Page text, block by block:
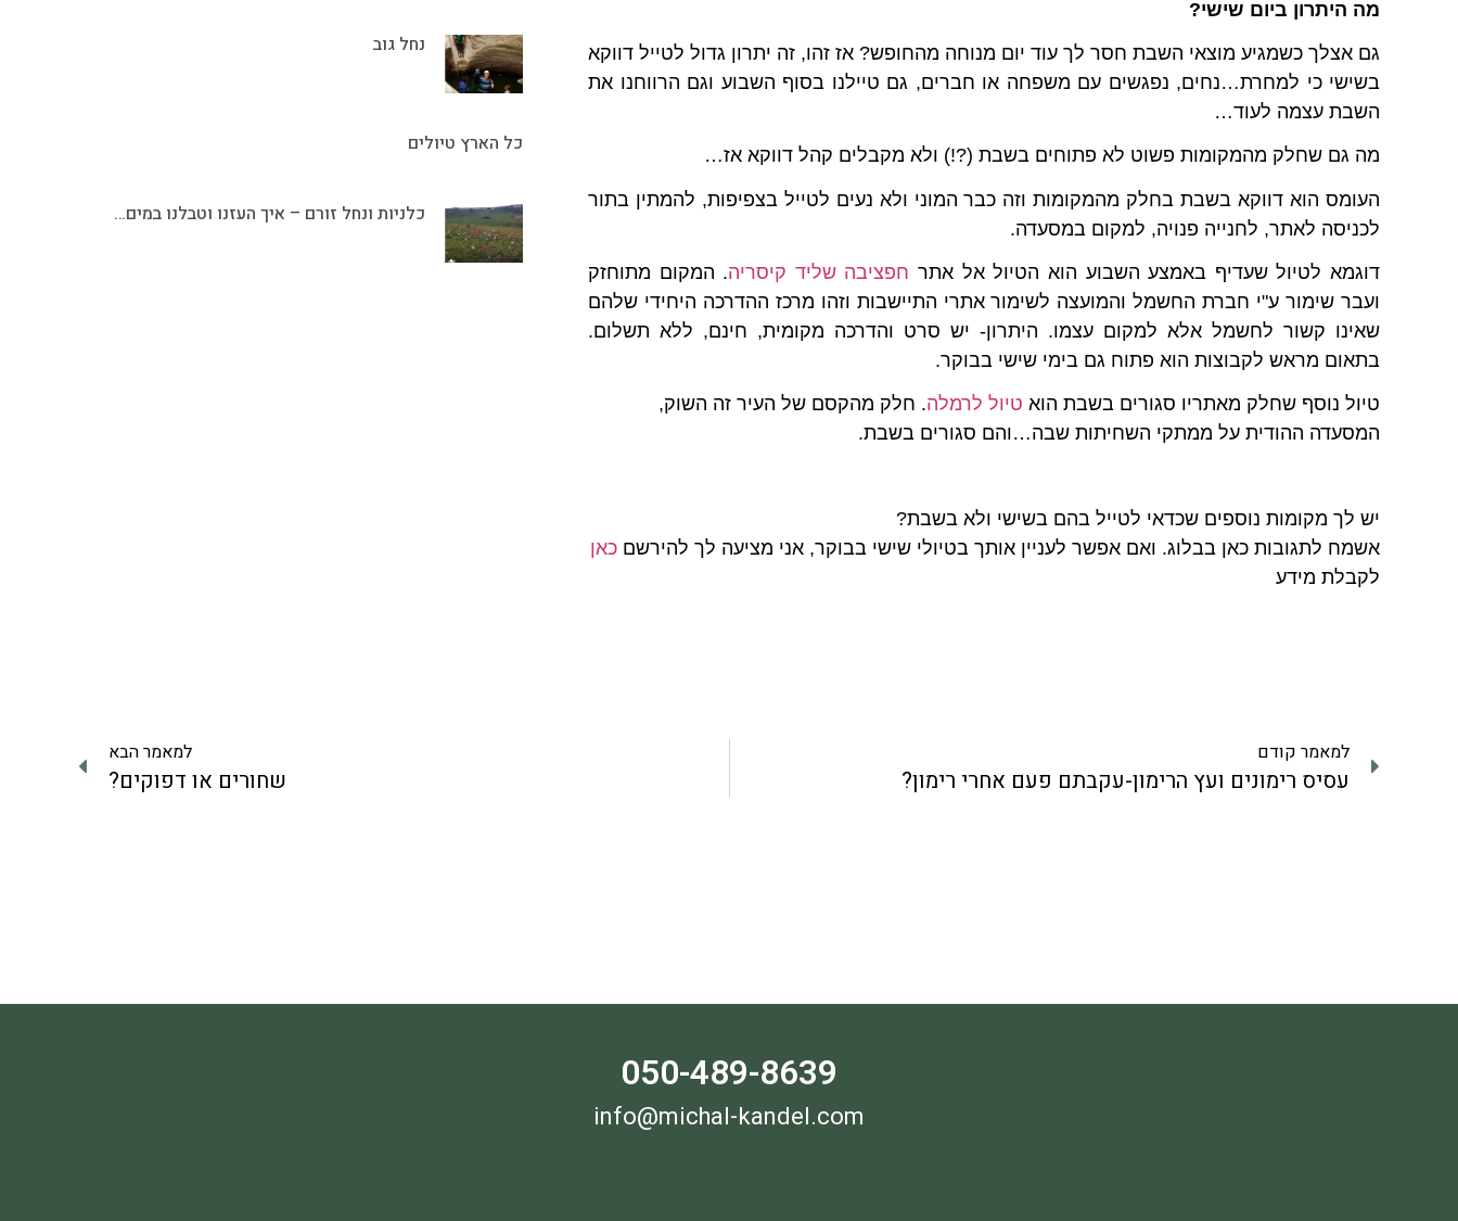
מה היתרון ביום שישי?
גם אצלך כשמגיע מוצאי השבת חסר לך עוד יום מנוחה מהחופש? אז זהו, זה יתרון גדול לטייל דווקא
בשישי כי למחרת…נחים, נפגשים עם משפחה או חברים, גם טיילנו בסוף השבוע וגם הרווחנו את
השבת עצמה לעוד…
מה גם שחלק מהמקומות פשוט לא פתוחים בשבת (?!) ולא מקבלים קהל דווקא אז…
העומס הוא דווקא בשבת בחלק מהמקומות וזה כבר המוני ולא נעים לטייל בצפיפות, להמתין בתור
לכניסה לאתר, לחנייה פנויה, למקום במסעדה.
דוגמא לטיול שעדיף באמצע השבוע הוא הטיול אל אתר חפציבה שליד קיסריה. המקום מתוחזק
ועבר שימור ע"י חברת החשמל והמועצה לשימור אתרי התיישבות וזהו מרכז ההדרכה היחידי שלהם
שאינו קשור לחשמל אלא למקום עצמו. היתרון- יש סרט והדרכה מקומית, חינם, ללא תשלום.
בתאום מראש לקבוצות הוא פתוח גם בימי שישי בבוקר.
טיול נוסף שחלק מאתריו סגורים בשבת הוא טיול לרמלה. חלק מהקסם של העיר זה השוק,
המסעדה ההודית על ממתקי השחיתות שבה…והם סגורים בשבת.
יש לך מקומות נוספים שכדאי לטייל בהם בשישי ולא בשבת?
אשמח לתגובות כאן בבלוג. ואם אפשר לעניין אותך בטיולי שישי בבוקר, אני מציעה לך להירשם כאן
לקבלת מידע
נחל גוב
כל הארץ טיולים
כלניות ונחל זורם – איך העזנו וטבלנו במים…
למאמר קודם
עסיס רימונים ועץ הרימון-עקבתם פעם אחרי רימון?
למאמר הבא
שחורים או דפוקים?
050-489-8639
info@michal-kandel.com